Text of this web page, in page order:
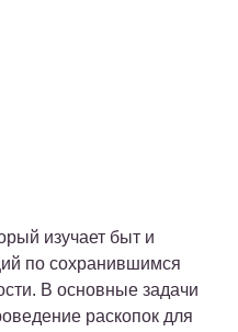
изучает быт и
по сохранившимся
В основные задачи
раскопок для